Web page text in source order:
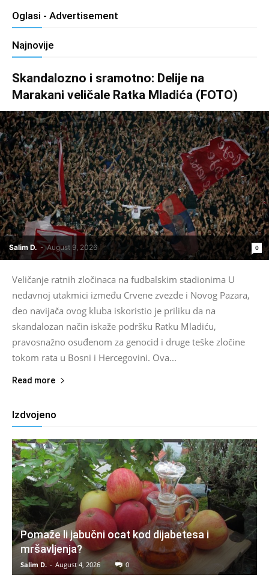
Oglasi - Advertisement
Najnovije
Skandalozno i sramotno: Delije na
Marakani veličale Ratka Mladića (FOTO)
Salim D. - August 9, 2026 0
Veličanje ratnih zločinaca na fudbalskim stadionima U
nedavnoj utakmici između Crvene zvezde i Novog Pazara,
deo navijača ovog kluba iskoristio je priliku da na
skandalozan način iskaže podršku Ratku Mladiću,
pravosnažno osuđenom za genocid i druge teške zločine
tokom rata u Bosni i Hercegovini. Ova...
Read more
Izdvojeno
Pomaže li jabučni ocat kod dijabetesa i
mršavljenja?
Salim D. - August 4, 2026 0